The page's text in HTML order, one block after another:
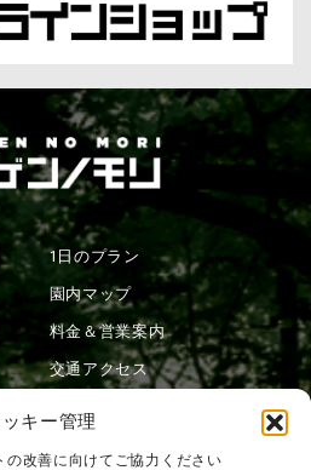
ッキー管理
の改善に向けてご協力ください
1日のプラン
園内マップ
料金＆営業案内
交通アクセス